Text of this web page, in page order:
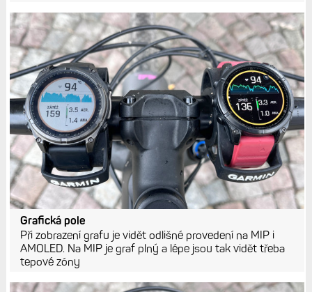
Grafická pole
Při zobrazení grafu je vidět odlišné provedení na MIP i
AMOLED. Na MIP je graf plný a lépe jsou tak vidět třeba
tepové zóny